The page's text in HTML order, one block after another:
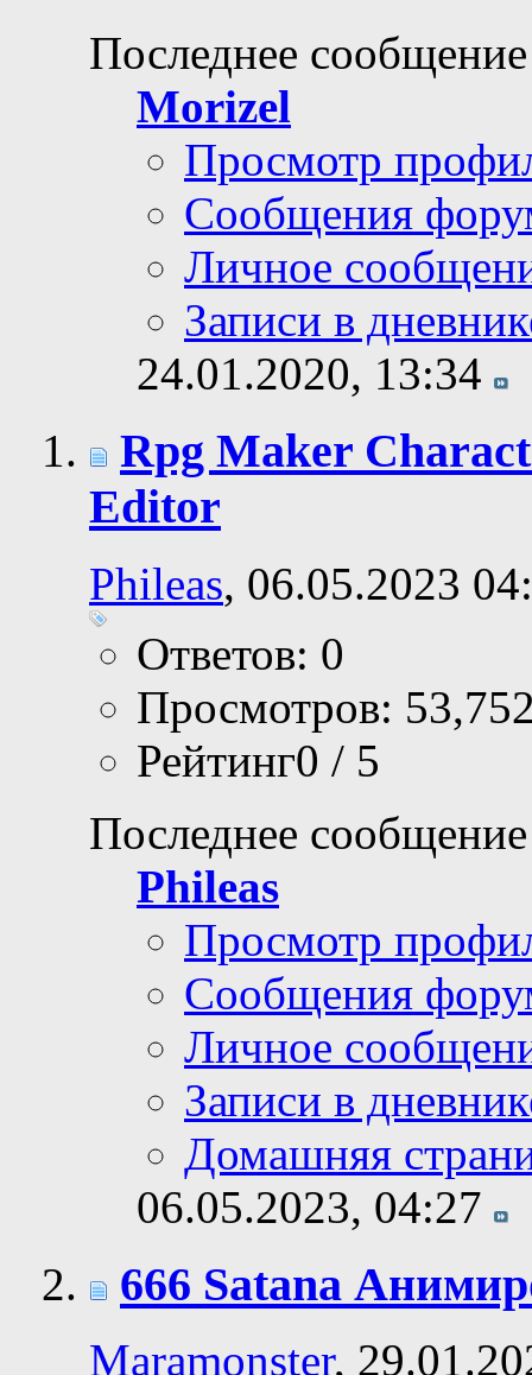
Последнее
Morizel
Просмотр
Сообщения
Личное
Записи в
24.01.2020, 13:34
Rpg Maker
Editor
Phileas, 06.05.2023
Ответов: 0
Просмотров:
Рейтинг0 / 5
Последнее
Phileas
Просмотр
Сообщения
Личное
Записи в
Домашняя
06.05.2023, 04:27
666 Satana
Maramonster,